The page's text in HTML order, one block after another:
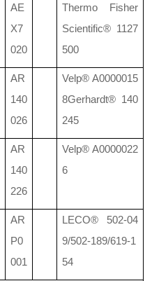
AE
X7
020
Thermo Fisher
Scientific® 1127
500
AR
140
026
Velp® A0000015
8Gerhardt® 140
245
AR
140
226
Velp® A0000022
6
AR
P0
001
LECO® 502-04
9/502-189/619-1
54